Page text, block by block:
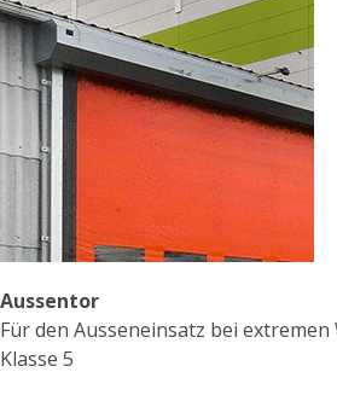
Aussentor
Für den Ausseneinsatz bei
Klasse 5